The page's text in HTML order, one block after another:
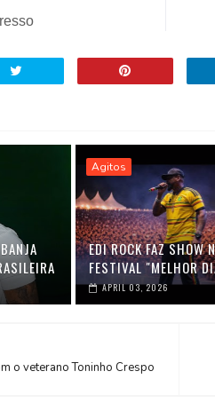
Agitos
EDI ROCK FAZ SHOW
FESTIVAL "MELHOR
APRIL 03, 2026
o veterano Toninho Crespo